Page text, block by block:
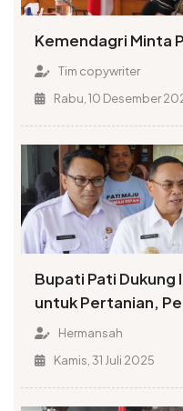
Kemendagri Minta
Tim copywriter
Rabu, 10 Desember
Bupati Pati Dukung
untuk Pertanian,
Pengolahan Limbah
Hermansah
Kamis, 31 Juli 2025